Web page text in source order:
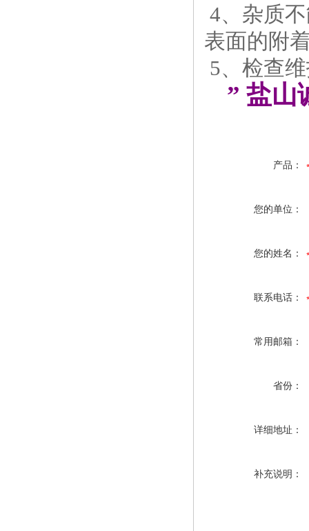
4、杂质
表面的附
5、检查
” 盐山
产品：
您的单位：
您的姓名：
联系电话：
常用邮箱：
省份：
详细地址：
补充说明：